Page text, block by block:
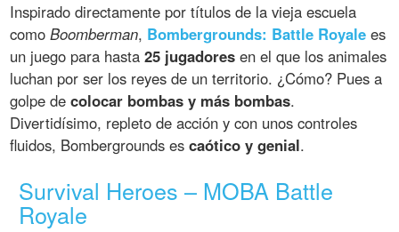
Inspirado directamente por títulos de la vieja escuela
comoBoomberman, Bombergrounds: Battle Royale es
un juego para hasta25 jugadores en el que los animales
luchan por ser los reyes de un territorio. ¿Cómo? Pues a
golpe decolocar bombas y más bombas.
Divertidísimo, repleto de acción y con unos controles
fluidos, Bombergrounds escaótico y genial.
Survival Heroes – MOBA Battle
Royale